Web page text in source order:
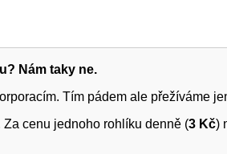
Nám taky ne.
Tím pádem ale přežíváme
cenu jednoho rohlíku denně (3 Kč)